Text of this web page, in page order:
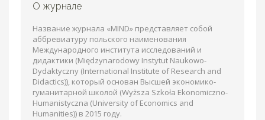
О журнале
Название журнала «MIND» представляет собой
аббревиатуру польского наименования
Международного института исследований и
дидактики (Międzynarodowy Instytut Naukowo-
Dydaktyczny (International Institute of Research and
Didactics)), который основан Высшей экономико-
гуманитарной школой (Wyższa Szkoła Ekonomiczno-
Humanistyczna (University of Economics and
Humanities)) в 2015 году.